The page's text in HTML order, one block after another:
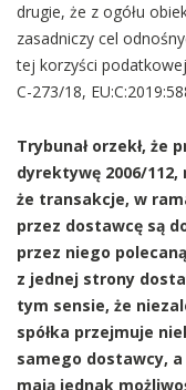
drugie, że z ogółu
zasadniczy cel
tej korzyści
C-273/18,
Trybunał orzekł, że
dyrektywę 2006/
że transakcje, w
przez dostawcę są
przez niego
z jednej strony
tym sensie, że
spółka przejmuje
samego dostawcy,
mają jednak